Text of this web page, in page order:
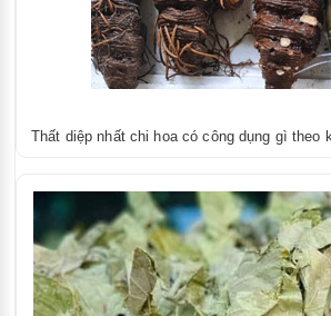
Thất diệp nhất chi hoa có công dụng gì theo